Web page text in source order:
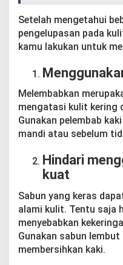
Setelah mengetahui
pengelupasan pada
kamu lakukan untuk
Melembabkan
mengatasi kulit kering
Gunakan pelembab
mandi atau sebelum
Hindari
kuat
Sabun yang keras
alami kulit. Tentu saja
menyebabkan
Gunakan sabun
membersihkan kaki.